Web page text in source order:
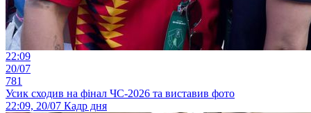
22:09
20/07
781
Усик сходив на фінал ЧС-2026 та виставив фото
22:09, 20/07 Кадр дня